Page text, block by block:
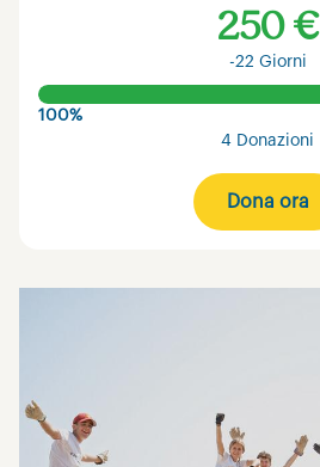
250 €
-22 Giorni
100%
4 Donazioni
Dona ora